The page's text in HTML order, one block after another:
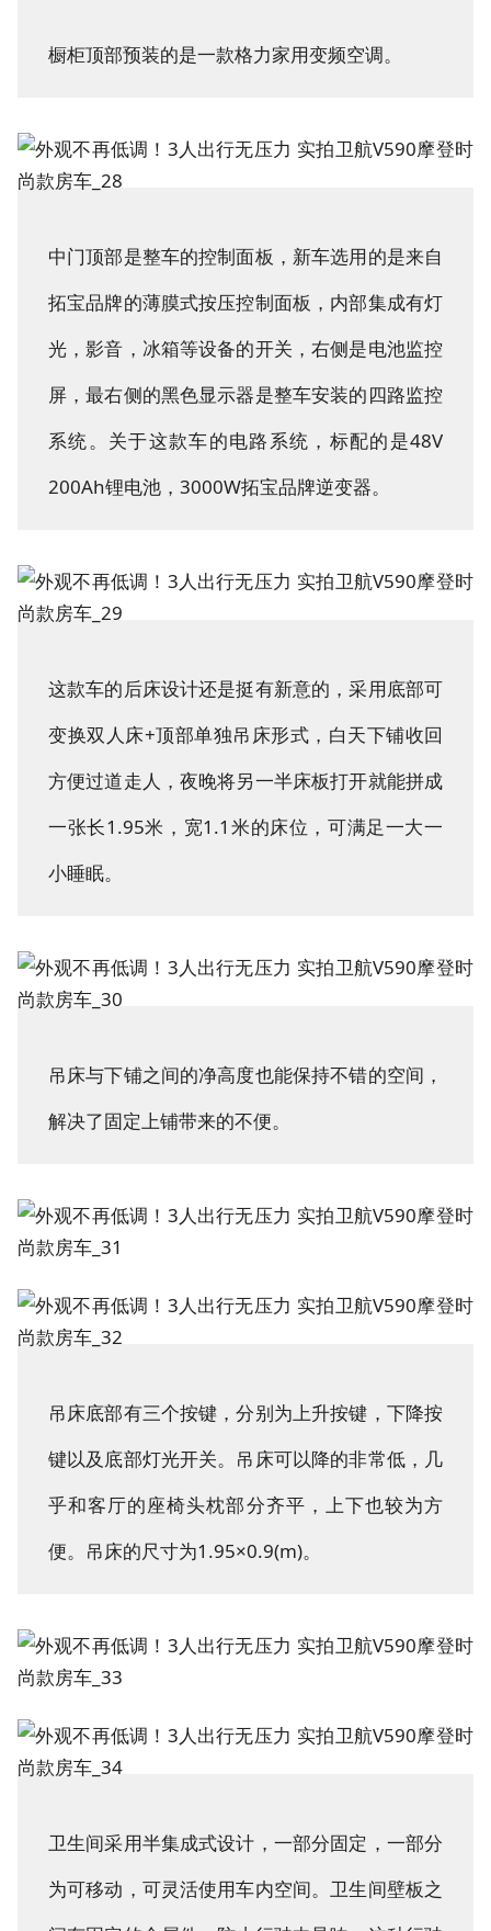
橱柜顶部预装的是一款格力家用变频空调。
中门顶部是整车的控制面板，新车选用的是来自
拓宝品牌的薄膜式按压控制面板，内部集成有灯
光，影音，冰箱等设备的开关，右侧是电池监控
屏，最右侧的黑色显示器是整车安装的四路监控
系统。关于这款车的电路系统，标配的是48V
200Ah锂电池，3000W拓宝品牌逆变器。
这款车的后床设计还是挺有新意的，采用底部可
变换双人床+顶部单独吊床形式，白天下铺收回
方便过道走人，夜晚将另一半床板打开就能拼成
一张长1.95米，宽1.1米的床位，可满足一大一
小睡眠。
吊床与下铺之间的净高度也能保持不错的空间，
解决了固定上铺带来的不便。
吊床底部有三个按键，分别为上升按键，下降按
键以及底部灯光开关。吊床可以降的非常低，几
乎和客厅的座椅头枕部分齐平，上下也较为方
便。吊床的尺寸为1.95×0.9(m)。
卫生间采用半集成式设计，一部分固定，一部分
为可移动，可灵活使用车内空间。卫生间壁板之